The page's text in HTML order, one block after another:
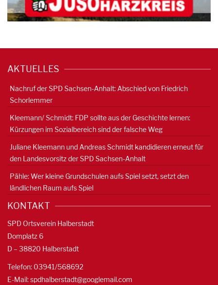
AKTUELLES
Nachruf der SPD Sachsen-Anhalt: Abschied von Friedrich
Schorlemmer
Kleemann/ Schmidt: FDP sollte aus der Geschichte lernen:
Kürzungen im Sozialbereich sind der falsche Weg
Juliane Kleemann und Andreas Schmidt kandidieren erneut für
den Landesvorsitz der SPD Sachsen-Anhalt
Pähle: Wer kleine Grundschulen aufs Spiel setzt, setzt den
ländlichen Raum aufs Spiel
KONTAKT
SPD Ortsverein Halberstadt
Domplatz 6
D – 38820 Halberstadt
Telefon: 03941/568692
E-Mail:spdhalberstadt@googlemail.com